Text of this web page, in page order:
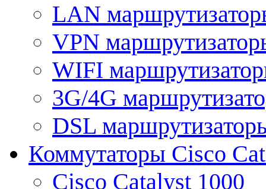
LAN
VPN
WIFI
3G/4G
DSL
Коммутаторы Cisco
Cisco Catalyst 1000